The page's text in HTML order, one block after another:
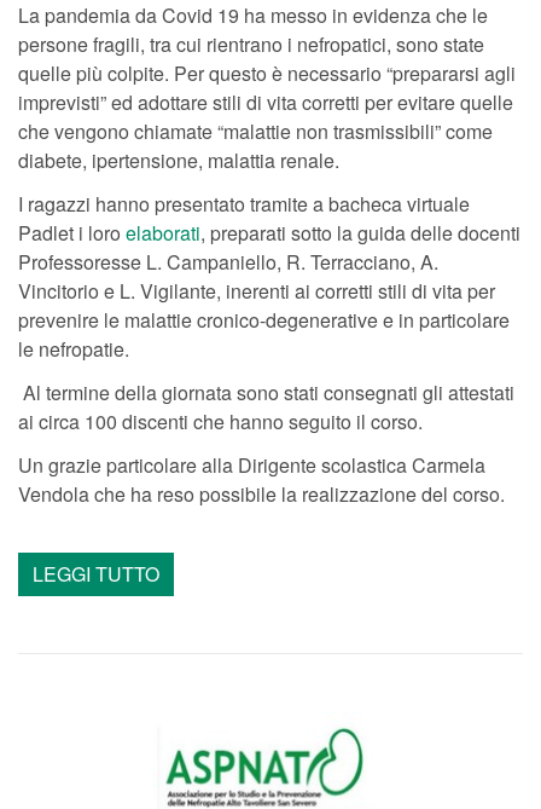
La pandemia da Covid 19 ha messo in evidenza che le
persone fragili, tra cui rientrano i nefropatici, sono state
quelle più colpite. Per questo è necessario “prepararsi agli
imprevisti” ed adottare stili di vita corretti per evitare quelle
che vengono chiamate “malattie non trasmissibili” come
diabete, ipertensione, malattia renale.
I ragazzi hanno presentato tramite a bacheca virtuale
Padlet i loro elaborati, preparati sotto la guida delle docenti
Professoresse L. Campaniello, R. Terracciano, A.
Vincitorio e L. Vigilante, inerenti ai corretti stili di vita per
prevenire le malattie cronico-degenerative e in particolare
le nefropatie.
Al termine della giornata sono stati consegnati gli attestati
ai circa 100 discenti che hanno seguito il corso.
Un grazie particolare alla Dirigente scolastica Carmela
Vendola che ha reso possibile la realizzazione del corso.
LEGGI TUTTO